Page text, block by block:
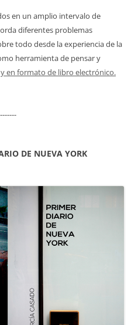
en un amplio intervalo de
diferentes problemas
todo desde la experiencia de la
herramienta de pensar y
en formato de libro electrónico.
DE NUEVA YORK